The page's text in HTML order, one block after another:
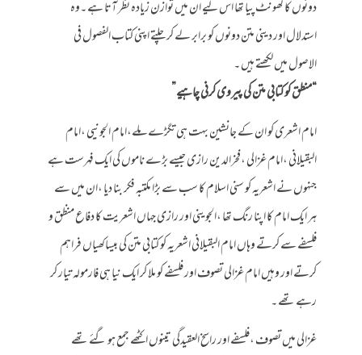
دونوں کا گھونٹ پیا تھا اس لیے ان میں توازن زیادہ نظر آتا ہے ۔وہ
استدلال اور دینی متن دونوں کو برابر لے کر چلتے اپنی کتاب الفصول فی
الاصول میں لکھتے ہیں ۔
“منطق کو کتابی متن کی پیروی کرنی چاہیے”
امام اشعری کو ان کے جانشین بہت ہی تگڑے ملے،امام الجونیی ،امام
البقیلانی ،امام غزالی ،فخرالدین رازی جیسے بڑے ناموں کی ایک فہرست ہے
جنہوں نے اشعریہ کو سنی اسلام کا سب سے بڑا مکتبہ فکر بنا دیا ،ان میں سے
ہر ایک امام کا اپنا رنگ تھا ،الجوینی اور رازی جہاں اشعریت کا دفاع منظق و
فلسفے سے کرتے وہاں امام البقیلانی اشعریہ کو کتابی متن کی بیساکھیاں فراہم
کرتے اور وہیں امام غزالی تصوف اور فلسفے کو ملا کر ایک نیا ہی فارمولہ تیار کر
رہے تھے ۔
غزالی میں تصوف ،فلسفے اور راسخ العقیدگی تینوں اکٹھے جمع ہو گئے تھے